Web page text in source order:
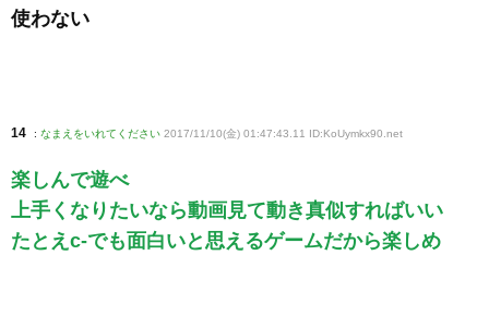
使わない
14 : なまえをいれてください 2017/11/10(金) 01:47:43.11 ID:KoUymkx90 .net
楽しんで遊べ
上手くなりたいなら動画見て動き真似すればいい
たとえc-でも面白いと思えるゲームだから楽しめ